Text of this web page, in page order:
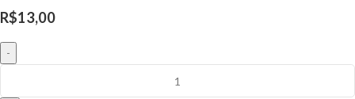
R$13,00